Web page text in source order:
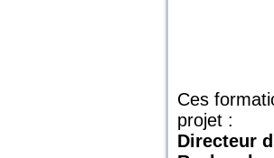
Ces
projet :
Directeur